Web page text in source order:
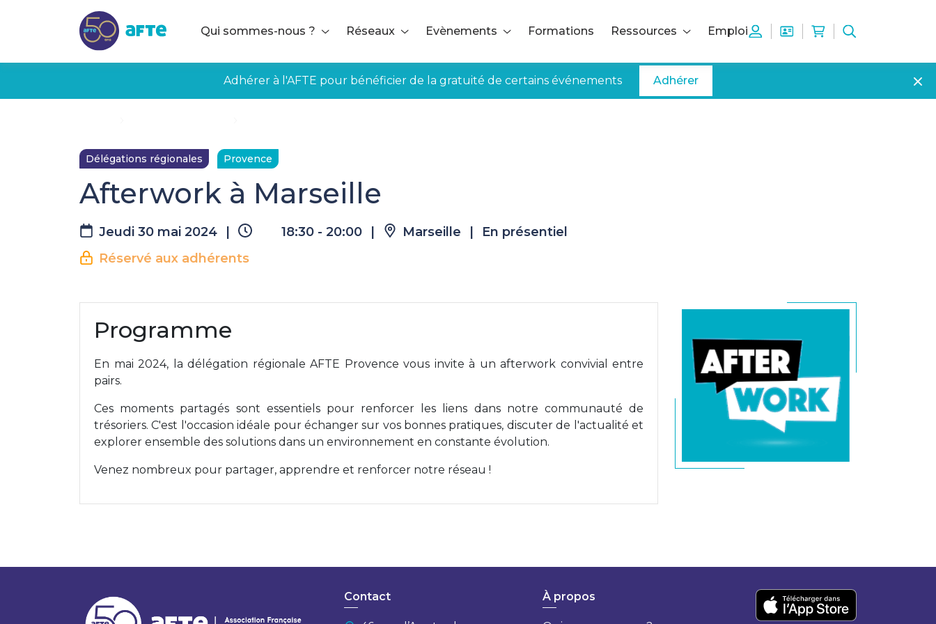
Qui sommes-nous ?
Réseaux Evènements Formations Ressources Emploi
Adhérer à l'AFTE pour bénéficier de la gratuité de certains événements Adhérer
Délégations régionales Provence
Afterwork à Marseille
Jeudi 30 mai 2024 18:30 - 20:00 Marseille
En présentiel
Réservé aux adhérents
Programme
En mai 2024, la délégation régionale AFTE Provence vous invite à un afterwork convivial entre
pairs.
Ces moments partagés sont essentiels pour renforcer les liens dans notre communauté de
trésoriers. C'est l'occasion idéale pour échanger sur vos bonnes pratiques, discuter de l'actualité et
explorer ensemble des solutions dans un environnement en constante évolution.
Venez nombreux pour partager, apprendre et renforcer notre réseau !
Contact À propos